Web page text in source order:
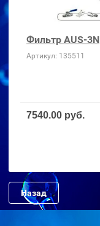
Фильтр AUS-3N
Артикул: 135511
7540.00 руб.
Назад